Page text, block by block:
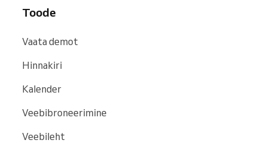
Toode
Vaata demot
Hinnakiri
Kalender
Veebibroneerimine
Veebileht